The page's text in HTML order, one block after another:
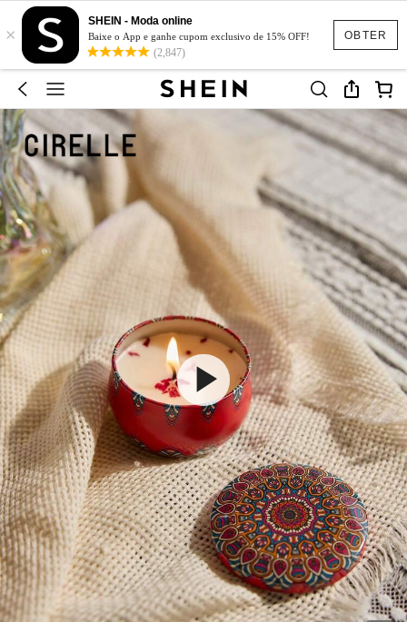
OBTER
×
SHEIN - Moda online
Baixe o App e ganhe cupom exclusivo de 15% OFF!
(2,847)